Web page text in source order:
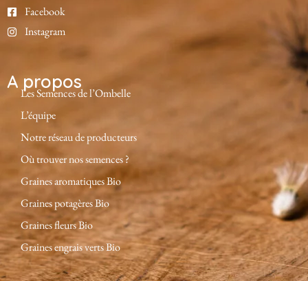
Facebook
Instagram
A propos
Les Semences de l’Ombelle
L’équipe
Notre réseau de producteurs
Où trouver nos semences ?
Graines aromatiques Bio
Graines potagères Bio
Graines fleurs Bio
Graines engrais verts Bio